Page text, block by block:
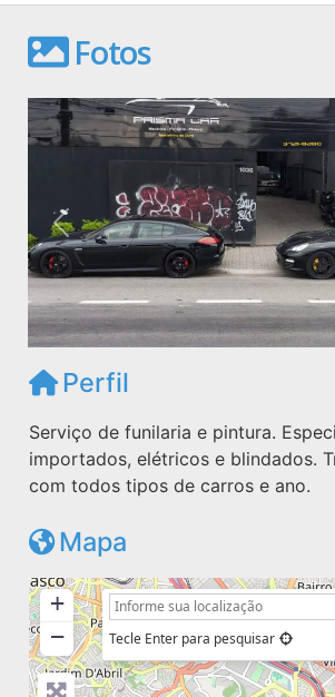
Fotos
Anterior
Perfil
Serviço de funilaria e pintura.
importados, elétricos e blindados.
com todos tipos de carros e ano.
Mapa
+
−
Tecle Enter para pesquisar